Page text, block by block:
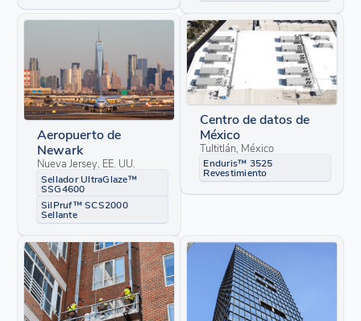
Aeropuerto de
Newark
Nueva Jersey, EE. UU.
Sellador UltraGlaze™
SSG4600
SilPruf™ SCS2000
Sellante
Centro de datos de
México
Tultitlán, México
Enduris™ 3525
Revestimiento